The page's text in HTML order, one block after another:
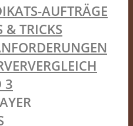
AUFTRÄGE
& TRICKS
3